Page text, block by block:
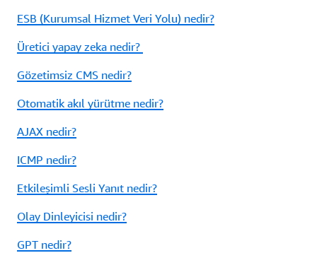
ESB (Kurumsal Hizmet Veri Yolu) nedir?
Üretici yapay zeka nedir?
Gözetimsiz CMS nedir?
Otomatik akıl yürütme nedir?
AJAX nedir?
ICMP nedir?
Etkileşimli Sesli Yanıt nedir?
Olay Dinleyicisi nedir?
GPT nedir?